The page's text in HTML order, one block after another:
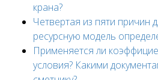
крана?
Четвертая из пяти причин
ресурсную модель
Применяется ли
условия? Какими